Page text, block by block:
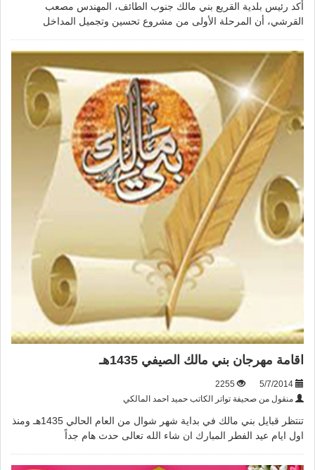
أكد رئيس بلدية القريع بني مالك جنوب الطائف، المهندس مصعب
القرشي، أن المرحلة الأولى من مشروع تحسين وتجميل المداخل
اقامة مهرجان بني مالك الصيفي 1435هـ
2255
منقول من صحيفة تواتر الكاتب حميد احمد المالكي
تنتظر قبايل بني مالك في بداية شهر شوال من العام الحالي 1435هـ ومنذ
اول ايام عيد الفطر المبارك ان شاء الله تعالى حدث هام جداً